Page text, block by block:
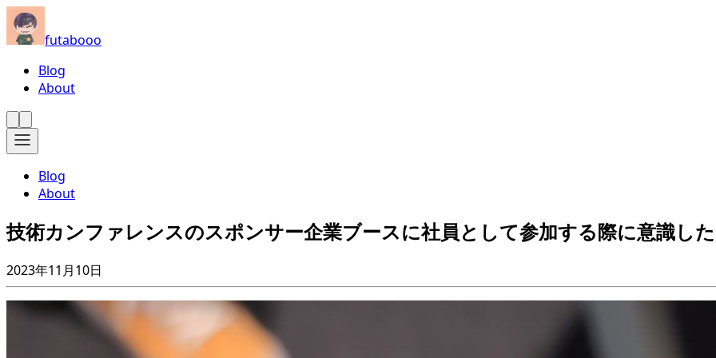
futabooo
Blog
About
Blog
About
技術カンファレンスのスポンサー企業ブースに社員として参加する際に意識し
2023年11月10日